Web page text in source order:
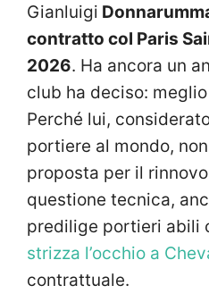
Gianluigi
contratto col Paris
2026. Ha ancora un
club ha deciso:
Perché lui,
portiere al mondo,
proposta per il
questione tecnica,
predilige portieri abili
strizza l’occhio a
contrattuale.